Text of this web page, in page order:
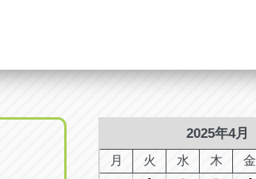
058-379-0525
アップル大垣IC南店
0584-87-0200
アップル恵那店
アップル各務原店
岐阜県各務原市各務おがせ町9-206-12025年4月
月 火 水 木 金